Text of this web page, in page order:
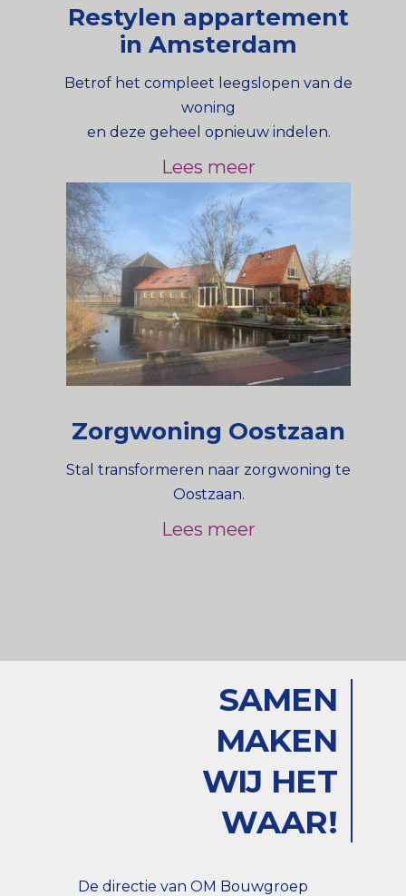
Restylen appartement
in Amsterdam
Betrof het compleet leegslopen van de
woning
en deze geheel opnieuw indelen.
Lees meer
Zorgwoning Oostzaan
Stal transformeren naar zorgwoning te
Oostzaan.
Lees meer
SAMEN
MAKEN
WIJ HET
WAAR!
De directie van OM Bouwgroep